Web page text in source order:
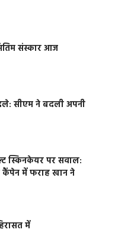
संस्कार आज
सीएम ने बदली अपनी
स्किनकेयर पर सवाल:
में फराह खान ने
में